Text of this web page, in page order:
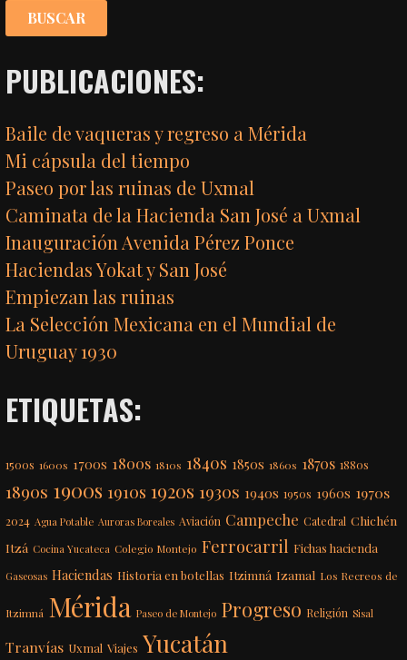
PUBLICACIONES:
Baile de vaqueras y regreso a Mérida
Mi cápsula del tiempo
Paseo por las ruinas de Uxmal
Caminata de la Hacienda San José a Uxmal
Inauguración Avenida Pérez Ponce
Haciendas Yokat y San José
Empiezan las ruinas
La Selección Mexicana en el Mundial de
Uruguay 1930
ETIQUETAS:
1500s 1600s 1700s 1800s 1810s 1840s 1850s 1860s 1870s 1880s
1890s 1900s 1910s 1920s 1930s 1940s 1950s 1960s 1970s
2024 Agua Potable Auroras Boreales Aviación Campeche Catedral Chichén
Itzá Cocina Yucateca Colegio Montejo Ferrocarril Fichas hacienda
Gaseosas Haciendas Historia en botellas Itzimná Izamal Los Recreos de
Itzimná Mérida Paseo de Montejo Progreso Religión Sisal
Tranvías Uxmal Viajes Yucatán